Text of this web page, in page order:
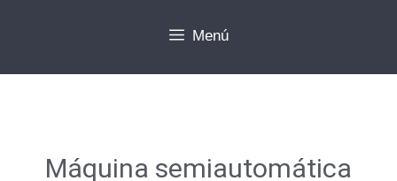
Menú
Máquina semiautomática